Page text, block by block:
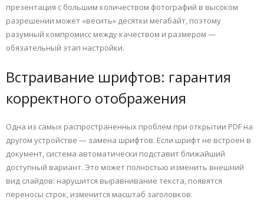
презентация с большим количеством фотографий в высоком
разрешении может «весить» десятки мегабайт, поэтому
разумный компромисс между качеством и размером —
обязательный этап настройки.
Встраивание шрифтов: гарантия
корректного отображения
Одна из самых распространенных проблем при открытии PDF на
другом устройстве — замена шрифтов. Если шрифт не встроен в
документ, система автоматически подставит ближайший
доступный вариант. Это может полностью изменить внешний
вид слайдов: нарушится выравнивание текста, появятся
переносы строк, изменится масштаб заголовков.